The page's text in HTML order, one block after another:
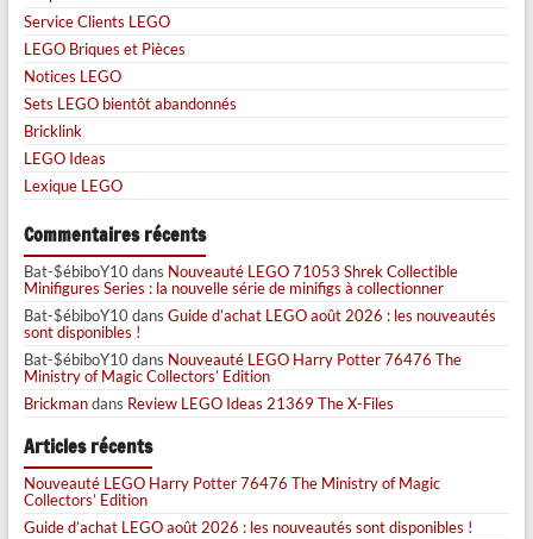
Service Clients LEGO
LEGO Briques et Pièces
Notices LEGO
Sets LEGO bientôt abandonnés
Bricklink
LEGO Ideas
Lexique LEGO
Commentaires récents
Bat-$ébiboY10dans Nouveauté LEGO 71053 Shrek Collectible
Minifigures Series : la nouvelle série de minifigs à collectionner
Bat-$ébiboY10dans Guide d’achat LEGO août 2026 : les nouveautés
sont disponibles !
Bat-$ébiboY10dans Nouveauté LEGO Harry Potter 76476 The
Ministry of Magic Collectors’ Edition
Brickmandans Review LEGO Ideas 21369 The X-Files
Articles récents
Nouveauté LEGO Harry Potter 76476 The Ministry of Magic
Collectors’ Edition
Guide d’achat LEGO août 2026 : les nouveautés sont disponibles !